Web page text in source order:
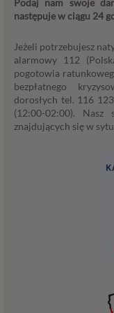
Podaj nam swoje
następuje w ciągu 24
Jeżeli potrzebujesz
alarmowy 112
pogotowia
bezpłatnego
dorosłych tel. 116
(12:00-02:00).
znajdujących się w
osobowych
przez
(obejmujących
zestawianie w
aktywności na
przetwarzanie w
Twoich
podmioty z
i Zaufanych
zgodę, klikając w
Jeśli nie chcesz
ograniczyć jej
zaawansowane”.
każdym momencie
preferencje w
Powyższa zgoda